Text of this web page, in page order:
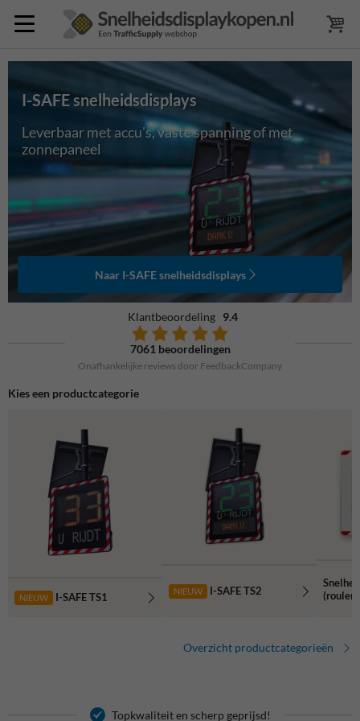
Leverbaar met accu's, vaste spanning of met
zonnepaneel
I-SAFE snelheidsdisplays
Naar I-SAFE snelheidsdisplays
Klantbeoordeling 9.4
7061 beoordelingen
Onafhankelijke reviews door FeedbackCompany
Kies een productcategorie
NIEUW I-SAFE TS1 NIEUW I-SAFE TS2
Overzicht productcategorieën
Topkwaliteit en scherp geprijsd!